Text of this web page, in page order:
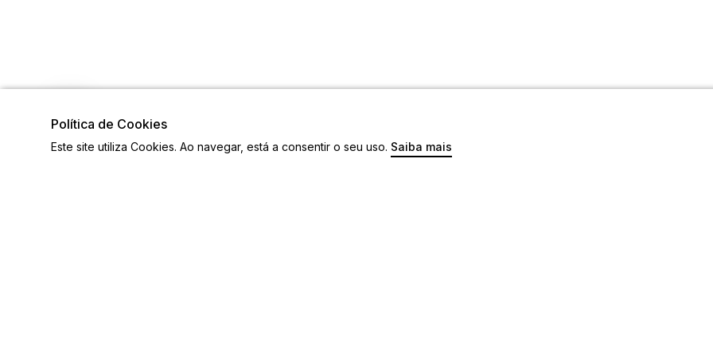
Política de Cookies
Este site utiliza Cookies. Ao navegar, está a consentir o seu uso. Saiba mais